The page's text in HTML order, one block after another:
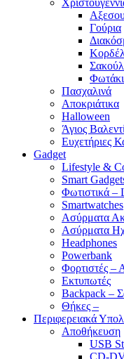
Γούρια
Πασχαλινά
Αποκριάτικα
Halloween
Άγιος
Ευχετήριες
Gadget
Lifestyle &
Smart
Φωτιστικά –
Smartwatches
Ασύρματα
Ασύρματα
Headphones
Powerbank
Φορτιστές –
Εκτυπωτές
Backpack –
Θήκες –
Περιφερειακά
Αποθήκευση
USB
CD-